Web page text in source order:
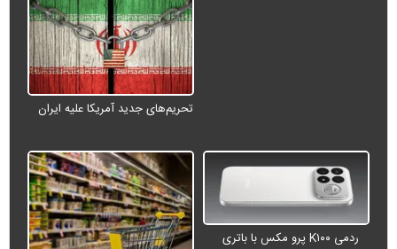
تحریم‌های جدید آمریکا علیه ایران
ردمی K۱۰۰ پرو مکس با باتری